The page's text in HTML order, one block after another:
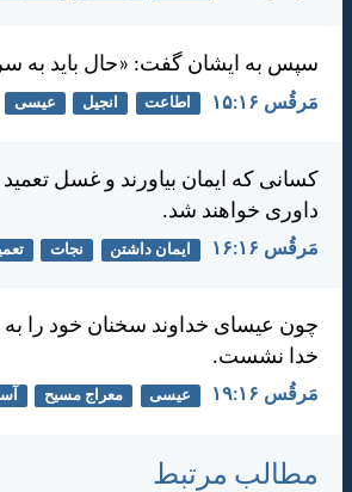
سپس به ايشان گفت: «حال بايد به
مَرقُس ۱۶:‏۱۵ اطاعت انجیل عیسی
كسانی كه ايمان بياورند و غسل تعميد
داوری خواهند شد.
مَرقُس ۱۶:‏۱۶ ایمان داشتن نجات
چون عيسای خداوند سخنان خود را
خدا نشست.
مَرقُس ۱۶:‏۱۹ عیسی معراج مسیح
مطالب مرتبط